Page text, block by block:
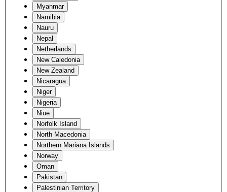
Myanmar
Namibia
Nauru
Nepal
Netherlands
New Caledonia
New Zealand
Nicaragua
Niger
Nigeria
Niue
Norfolk Island
North Macedonia
Northern Mariana Islands
Norway
Oman
Pakistan
Palestinian Territory